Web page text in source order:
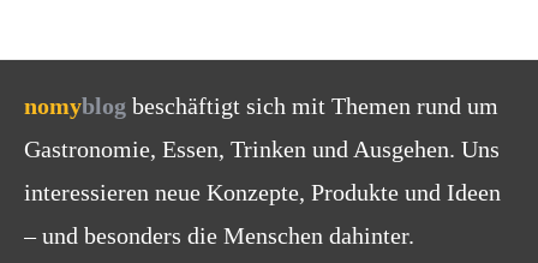
nomyblog beschäftigt sich mit Themen rund um
Gastronomie, Essen, Trinken und Ausgehen. Uns
interessieren neue Konzepte, Produkte und Ideen
– und besonders die Menschen dahinter.